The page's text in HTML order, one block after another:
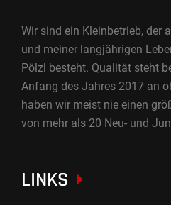
Wir sind ein Kleinbetrieb, der
und meiner langjährigen
Pölzl besteht. Qualität steht
Anfang des Jahres 2017 an
haben wir meist nie einen
von mehr als 20 Neu- und
LINKS